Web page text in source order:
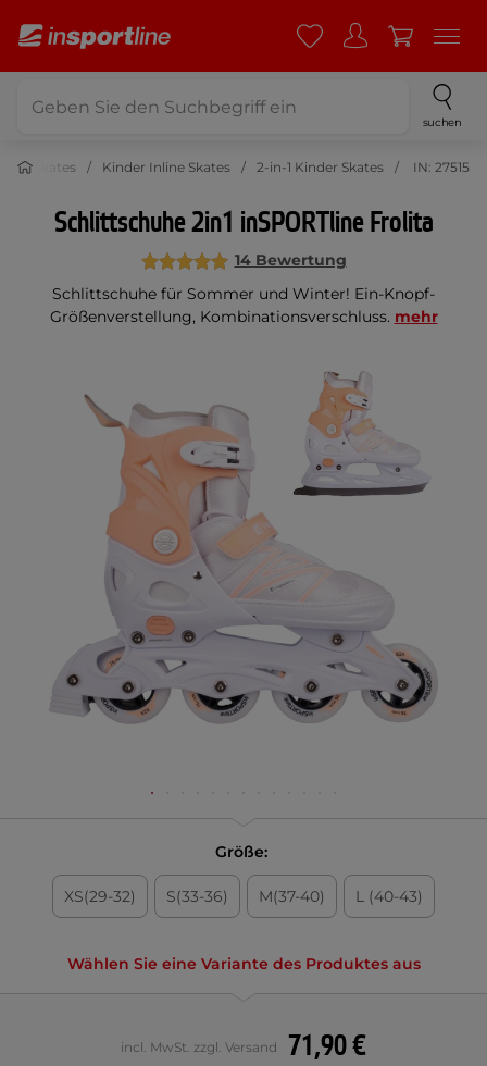
suchen
skates Kinder Inline Skates 2-in-1 Kinder Skates IN: 27515
Schlittschuhe 2in1 inSPORTline Frolita
14 Bewertung
Schlittschuhe für Sommer und Winter! Ein-Knopf-
Größenverstellung, Kombinationsverschluss. mehr
Größe:
XS(29-32) S(33-36) M(37-40) L (40-43)
Wählen Sie eine Variante des Produktes aus
71,90 €
incl. MwSt. zzgl. Versand